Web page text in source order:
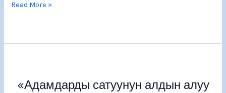
Read More »
«Адамдарды сатуунун алдын алуу
алдын